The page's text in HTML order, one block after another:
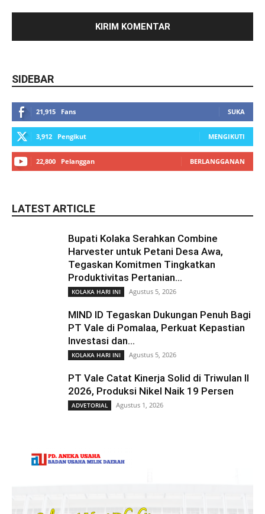
SIDEBAR
21,915 Fans SUKA
3,912 Pengikut MENGIKUTI
22,800 Pelanggan BERLANGGANAN
LATEST ARTICLE
Bupati Kolaka Serahkan Combine
Harvester untuk Petani Desa Awa,
Tegaskan Komitmen Tingkatkan
Produktivitas Pertanian...
KOLAKA HARI INI Agustus 5, 2026
MIND ID Tegaskan Dukungan Penuh Bagi
PT Vale di Pomalaa, Perkuat Kepastian
Investasi dan...
KOLAKA HARI INI Agustus 5, 2026
PT Vale Catat Kinerja Solid di Triwulan II
2026, Produksi Nikel Naik 19 Persen
ADVETORIAL Agustus 1, 2026